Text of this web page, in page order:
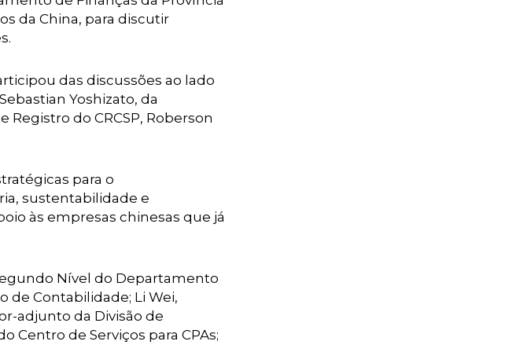
da China, para discutir
das discussões ao lado
Yoshizato, da
do CRCSP, Roberson
para o
sustentabilidade e
às empresas chinesas que já
Nível do Departamento
de Contabilidade; Li Wei,
adjunto da Divisão de
Centro de Serviços para CPAs;